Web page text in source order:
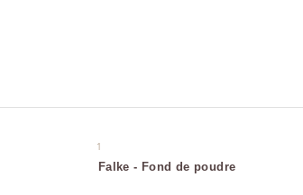
1
Falke - Fond de poudre